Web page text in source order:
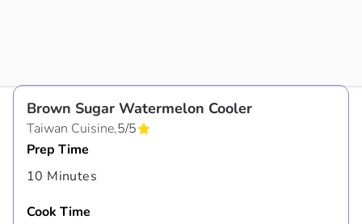
Brown Sugar Watermelon Cooler
Taiwan Cuisine,5/5
Prep Time
10 Minutes
Cook Time